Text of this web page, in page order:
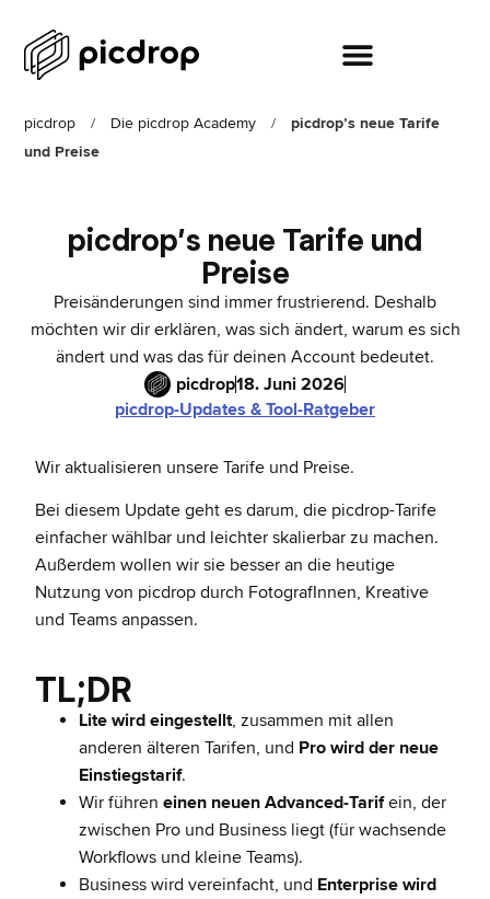
picdrop / Die picdrop Academy /
picdrop’s neue Tarife
und Preise
picdrop’s neue Tarife und
Preise
Preisänderungen sind immer frustrierend. Deshalb
möchten wir dir erklären, was sich ändert, warum es sich
ändert und was das für deinen Account bedeutet.
picdrop18. Juni 2026
picdrop-Updates & Tool-Ratgeber
Wir aktualisieren unsere Tarife und Preise.
Bei diesem Update geht es darum, die picdrop-Tarife
einfacher wählbar und leichter skalierbar zu machen.
Außerdem wollen wir sie besser an die heutige
Nutzung von picdrop durch FotografInnen, Kreative
und Teams anpassen.
TL;DR
Lite wird eingestellt, zusammen mit allen
anderen älteren Tarifen, und Pro wird der neue
Einstiegstarif.
Wir führen einen neuen Advanced-Tarifein, der
zwischen Pro und Business liegt (für wachsende
Workflows und kleine Teams).
Business wird vereinfacht, und Enterprise wird